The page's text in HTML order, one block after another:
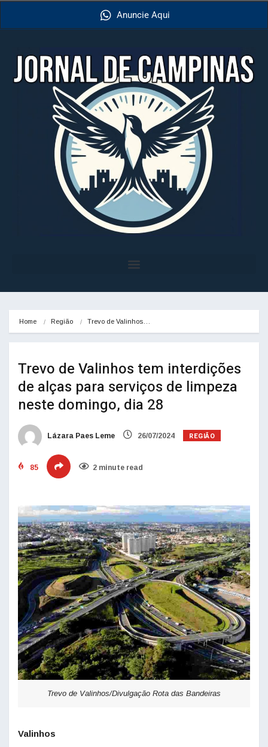
Anuncie Aqui
Home Região Trevo de Valinhos…
Trevo de Valinhos tem interdições
de alças para serviços de limpeza
neste domingo, dia 28
Lázara Paes Leme 26/07/2024 REGIÃO
85 2 minute read
Trevo de Valinhos/Divulgação Rota das Bandeiras
Valinhos